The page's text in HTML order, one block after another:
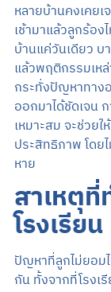
หลายบ้านคงเคย
เช้ามาแล้วลูกร้อ
บ้านแค่วันเดียว บ
แล้วพฤติกรรมเห
กระทั่งปัญหาทาง
ออกมาได้ชัดเจน
เหมาะสม จะช่วย
ประสิทธิภาพ โดย
หาย
สาเหตุที่
โรงเรียน
ปัญหาที่ลูกไม่ยอม
กัน ทั้งจากที่โรงเ